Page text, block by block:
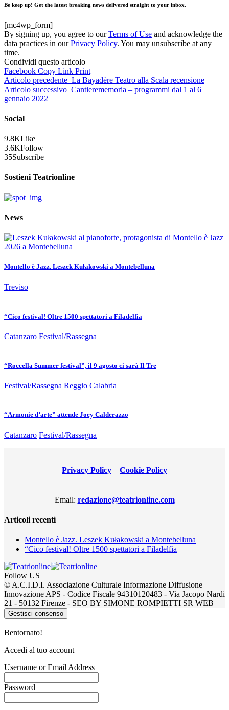
Be keep up! Get the latest breaking news delivered straight to your inbox.
[mc4wp_form]
By signing up, you agree to ourTerms of Use and acknowledge the
data practices in ourPrivacy Policy. You may unsubscribe at any
time.
Condividi questo articolo
Facebook Copy Link Print
Articolo precedente La Bayadère Teatro alla Scala recensione
Articolo successivo Cantierememoria – programmi dal 1 al 6
gennaio 2022
Social
9.8KLike
3.6KFollow
35Subscribe
Sostieni Teatrionline
News
Montello è Jazz. Leszek Kułakowski a Montebelluna
Treviso
“Cico festival! Oltre 1500 spettatori a Filadelfia
Catanzaro Festival/Rassegna
“Roccella Summer festival”, il 9 agosto ci sarà Il Tre
Festival/Rassegna Reggio Calabria
“Armonie d’arte” attende Joey Calderazzo
Catanzaro Festival/Rassegna
Privacy Policy – Cookie Policy
Email: redazione@teatrionline.com
Articoli recenti
Montello è Jazz. Leszek Kułakowski a Montebelluna
“Cico festival! Oltre 1500 spettatori a Filadelfia
Follow US
© A.C.I.D.I. Associazione Culturale Informazione Diffusione
Innovazione APS - Codice Fiscale 94310120483 - Via Jacopo Nardi
21 - 50132 Firenze - SEO BY SIMONE ROMPIETTI SR WEB
Gestisci consenso
Bentornato!
Accedi al tuo account
Username or Email Address
Password